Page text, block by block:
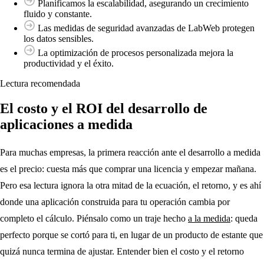
Planificamos la escalabilidad, asegurando un crecimiento
fluido y constante.
Las medidas de seguridad avanzadas de LabWeb protegen
los datos sensibles.
La optimización de procesos personalizada mejora la
productividad y el éxito.
Lectura recomendada
El costo y el ROI del desarrollo de
aplicaciones a medida
Para muchas empresas, la primera reacción ante el desarrollo a medida
es el precio: cuesta más que comprar una licencia y empezar mañana.
Pero esa lectura ignora la otra mitad de la ecuación, el retorno, y es ahí
donde una aplicación construida para tu operación cambia por
completo el cálculo. Piénsalo como un traje hecho a la medida: queda
perfecto porque se cortó para ti, en lugar de un producto de estante que
quizá nunca termina de ajustar. Entender bien el costo y el retorno